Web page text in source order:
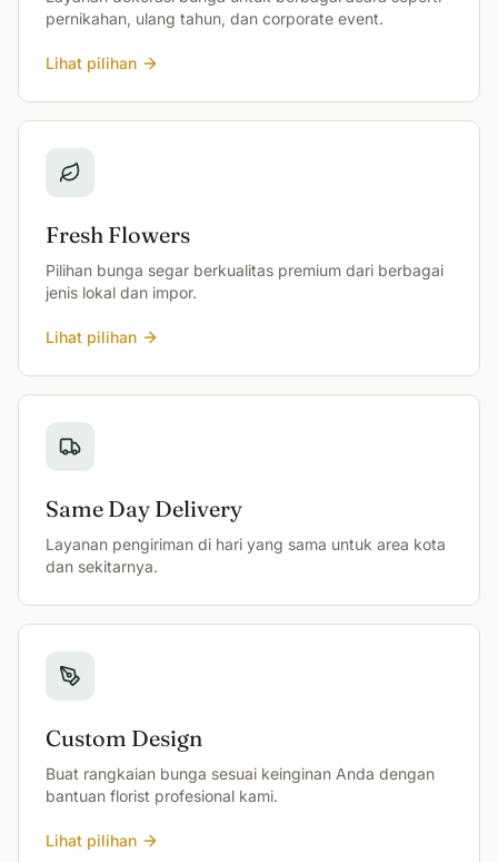
pernikahan, ulang tahun, dan corporate event.
Lihat pilihan
Fresh Flowers
Pilihan bunga segar berkualitas premium dari berbagai
jenis lokal dan impor.
Lihat pilihan
Same Day Delivery
Layanan pengiriman di hari yang sama untuk area kota
dan sekitarnya.
Custom Design
Buat rangkaian bunga sesuai keinginan Anda dengan
bantuan florist profesional kami.
Lihat pilihan